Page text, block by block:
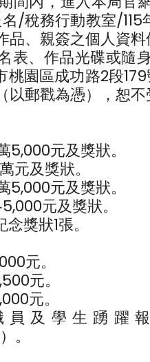
/稅務行動教室/
品、親簽之個人資
表、作品光碟或隨
桃園區成功路2段
郵戳為憑），恕不
5,000元及獎狀。
元及獎狀。
5,000元及獎狀。
元及獎狀。
獎狀1張。
元。
元。
元。
員及學生踴躍
。